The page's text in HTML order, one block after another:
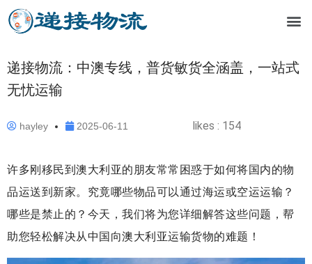
递接物流：中澳专线，普货敏货全涵盖，一站式
无忧运输
hayley 2025-06-11 likes : 154
许多刚移民到澳大利亚的朋友常常困惑于如何将国内的物
品运送到新家。究竟哪些物品可以通过海运或空运运输？
哪些是禁止的？今天，我们将为您详细解答这些问题，帮
助您轻松解决从中国向澳大利亚运输货物的难题！